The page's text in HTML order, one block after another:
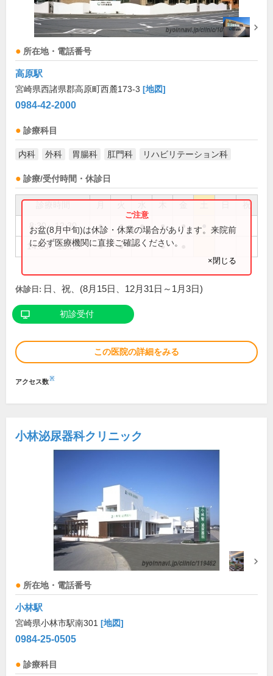
所在地・電話番号
高原駅
宮崎県西諸県郡高原町西麓173-3 [地図]
0984-42-2000
診療科目
内科 外科 胃腸科 肛門科 リハビリテーション科
診療/受付時間・休診日
祝
8:30～12:30 ● ● ● ● ●
14:00～18:00 ● ● ●
お盆(8月中旬)は休診・休業の場合があります。来院前
に必ず医療機関に直接ご確認ください。
×閉じる
休診日: 日、祝、(8月15日、12月31日～1月3日)
初診受付
この医院の詳細をみる
アクセス数※
小林泌尿器科クリニック
所在地・電話番号
小林駅
宮崎県小林市駅南301 [地図]
0984-25-0505
診療科目